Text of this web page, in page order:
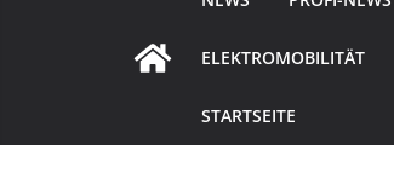
ELEKTROMOBILITÄT
STARTSEITE